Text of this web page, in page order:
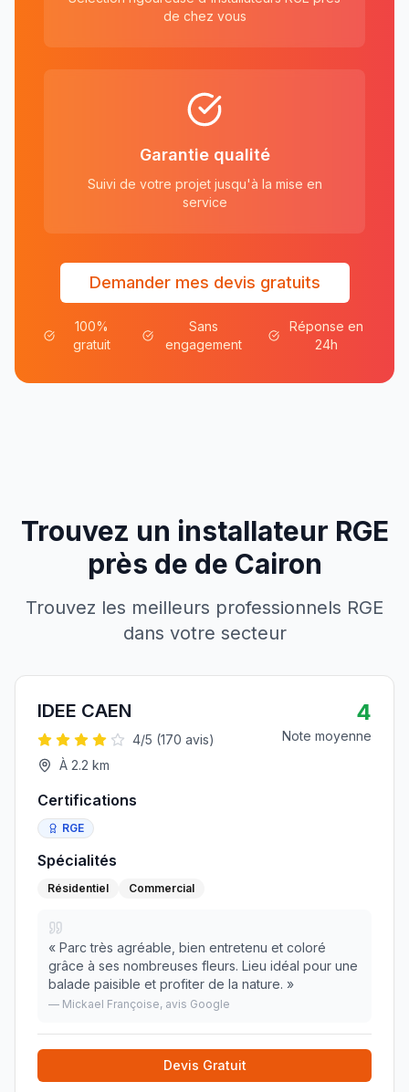
de chez vous
Garantie qualité
Suivi de votre projet jusqu'à la mise en
service
Demander mes devis gratuits
100%
gratuit
Sans
engagement
Réponse en
24h
Trouvez un installateur RGE
près de de Cairon
Trouvez les meilleurs professionnels RGE
dans votre secteur
IDEE CAEN
4/5 (170 avis)
À 2.2 km
4
Note moyenne
Certifications
RGE
Spécialités
Résidentiel Commercial
« Parc très agréable, bien entretenu et coloré
grâce à ses nombreuses fleurs. Lieu idéal pour une
balade paisible et profiter de la nature. »
— Mickael Françoise, avis Google
Devis Gratuit